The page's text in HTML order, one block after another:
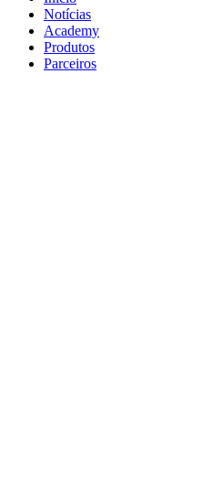
Notícias
Academy
Produtos
Parceiros